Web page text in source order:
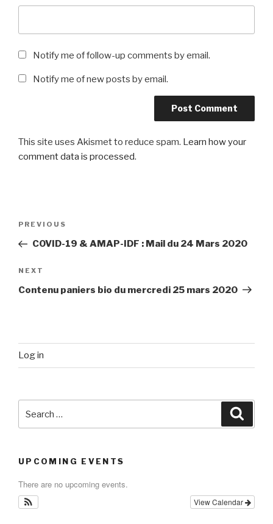
Notify me of follow-up comments by email.
Notify me of new posts by email.
This site uses Akismet to reduce spam. Learn how your
comment data is processed.
Previous
Post
PREVIOUS
COVID-19 & AMAP-IDF : Mail du 24 Mars 2020
Next
Post
NEXT
Contenu paniers bio du mercredi 25 mars 2020
Log in
for:
UPCOMING EVENTS
There are no upcoming events.
View Calendar